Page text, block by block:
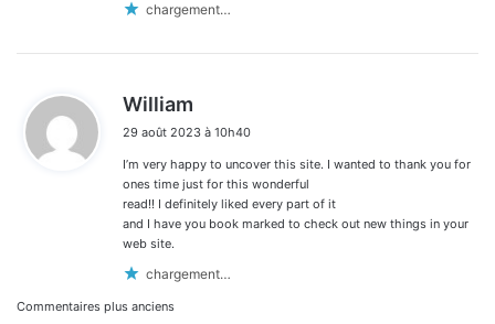
chargement…
William
t
:
29 août 2023 à 10h40
I’m very happy to uncover this site. I wanted to thank you for
ones time just for this wonderful
read!! I definitely liked every part of it
and I have you book marked to check out new things in your
web site.
chargement…
Navigation
Commentaires plus anciens